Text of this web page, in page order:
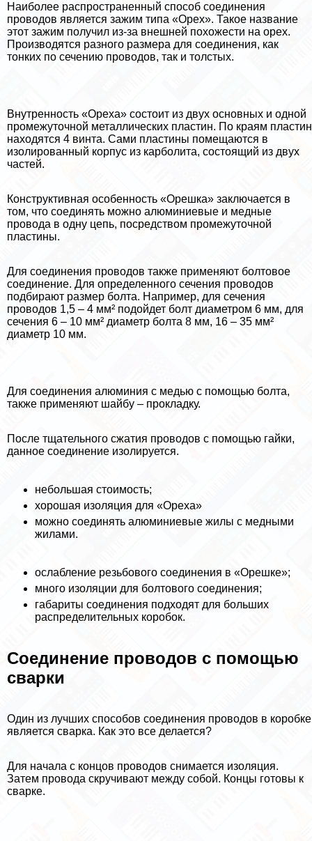
Наиболее распространенный способ соединения
проводов является зажим типа «Орех». Такое название
этот зажим получил из-за внешней похожести на орех.
Производятся разного размера для соединения, как
тонких по сечению проводов, так и толстых.
Внутренность «Ореха» состоит из двух основных и одной
промежуточной металлических пластин. По краям пластин
находятся 4 винта. Сами пластины помещаются в
изолированный корпус из карболита, состоящий из двух
частей.
Конструктивная особенность «Орешка» заключается в
том, что соединять можно алюминиевые и медные
провода в одну цепь, посредством промежуточной
пластины.
Для соединения проводов также применяют болтовое
соединение. Для определенного сечения проводов
подбирают размер болта. Например, для сечения
проводов 1,5 – 4 мм² подойдет болт диаметром 6 мм, для
сечения 6 – 10 мм² диаметр болта 8 мм, 16 – 35 мм²
диаметр 10 мм.
Для соединения алюминия с медью с помощью болта,
также применяют шайбу – прокладку.
После тщательного сжатия проводов с помощью гайки,
данное соединение изолируется.
небольшая стоимость;
хорошая изоляция для «Ореха»
можно соединять алюминиевые жилы с медными
жилами.
ослабление резьбового соединения в «Орешке»;
много изоляции для болтового соединения;
габариты соединения подходят для больших
распределительных коробок.
Соединение проводов с помощью
сварки
Один из лучших способов соединения проводов в коробке
является сварка. Как это все делается?
Для начала с концов проводов снимается изоляция.
Затем провода скручивают между собой. Концы готовы к
сварке.